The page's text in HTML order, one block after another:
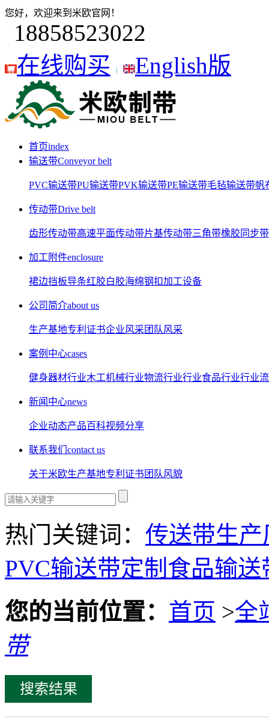
您好，欢迎来到米欧官网！
18858523022
在线购买
English版
首页index
输送带Conveyor belt
PVC输送带PU输送带PVK输送带PE输送带毛毡输送带帆
传动带Drive belt
齿形传动带高速平面传动带片基传动带三角带橡胶同步带
加工附件enclosure
裙边挡板导条红胶白胶海绵钢扣加工设备
公司简介about us
生产基地专利证书企业风采 团队风采
案例中心cases
健身器材行业木工机械行业物流行业行业食品行业行业
新闻中心news
企业动态产品百科视频分享
联系我们 contact us
关于米欧生产基地专利证书 团队风貌
热门关键词： 传送带生产
PVC输送带定制 食品输送
您的当前位置： 首页 >全
带
搜索结果